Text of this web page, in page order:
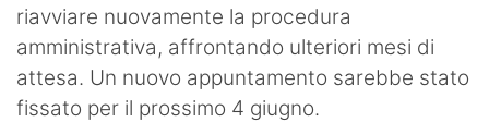
riavviare nuovamente la procedura
amministrativa, affrontando ulteriori mesi di
attesa. Un nuovo appuntamento sarebbe stato
fissato per il prossimo 4 giugno.